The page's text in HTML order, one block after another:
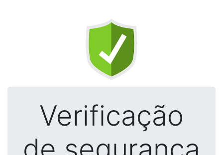
Verificação